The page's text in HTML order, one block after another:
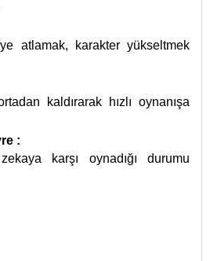
atlamak, karakter yükseltmek
kaldırarak hızlı oynanışa
:
karşı oynadığı durumu